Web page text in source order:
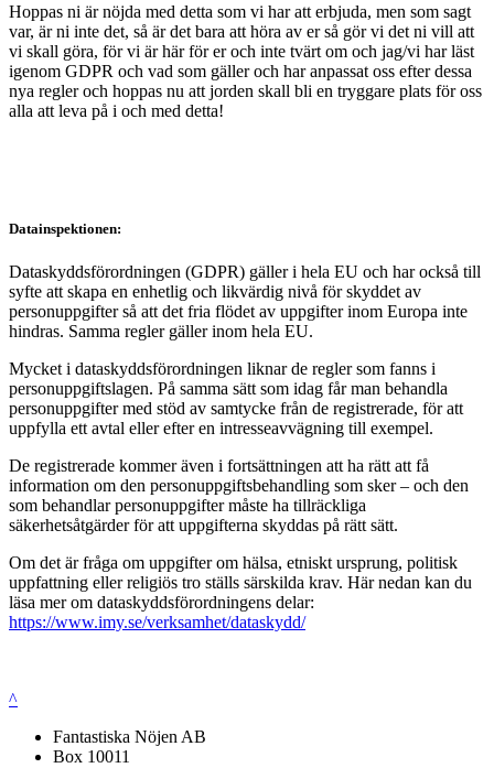
Hoppas ni är nöjda med detta som vi har att erbjuda, men som sagt
var, är ni inte det, så är det bara att höra av er så gör vi det ni vill att
vi skall göra, för vi är här för er och inte tvärt om och jag/vi har läst
igenom GDPR och vad som gäller och har anpassat oss efter dessa
nya regler och hoppas nu att jorden skall bli en tryggare plats för oss
alla att leva på i och med detta!
Datainspektionen:
Dataskyddsförordningen (GDPR) gäller i hela EU och har också till
syfte att skapa en enhetlig och likvärdig nivå för skyddet av
personuppgifter så att det fria flödet av uppgifter inom Europa inte
hindras. Samma regler gäller inom hela EU.
Mycket i dataskyddsförordningen liknar de regler som fanns i
personuppgiftslagen. På samma sätt som idag får man behandla
personuppgifter med stöd av samtycke från de registrerade, för att
uppfylla ett avtal eller efter en intresseavvägning till exempel.
De registrerade kommer även i fortsättningen att ha rätt att få
information om den personuppgiftsbehandling som sker – och den
som behandlar personuppgifter måste ha tillräckliga
säkerhetsåtgärder för att uppgifterna skyddas på rätt sätt.
Om det är fråga om uppgifter om hälsa, etniskt ursprung, politisk
uppfattning eller religiös tro ställs särskilda krav. Här nedan kan du
läsa mer om dataskyddsförordningens delar:
https://www.imy.se/verksamhet/dataskydd/
^
Fantastiska Nöjen AB
Box 10011